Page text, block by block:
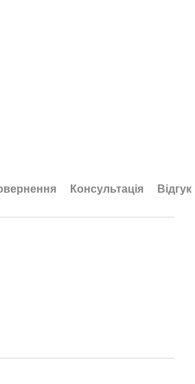
Консультація Відгук